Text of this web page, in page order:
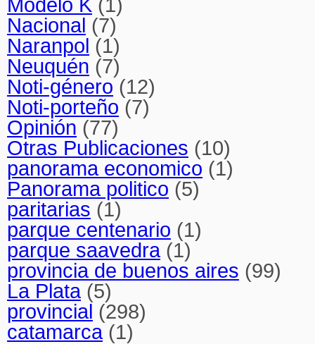
Nacional (7)
Naranpol (1)
Neuquén (7)
Noti-género (12)
Noti-porteño (7)
Opinión (77)
Otras Publicaciones (10)
panorama economico (1)
Panorama politico (5)
paritarias (1)
parque centenario (1)
parque saavedra(1)
provincia de buenos aires (99)
La Plata(5)
provincial (298)
catamarca(1)